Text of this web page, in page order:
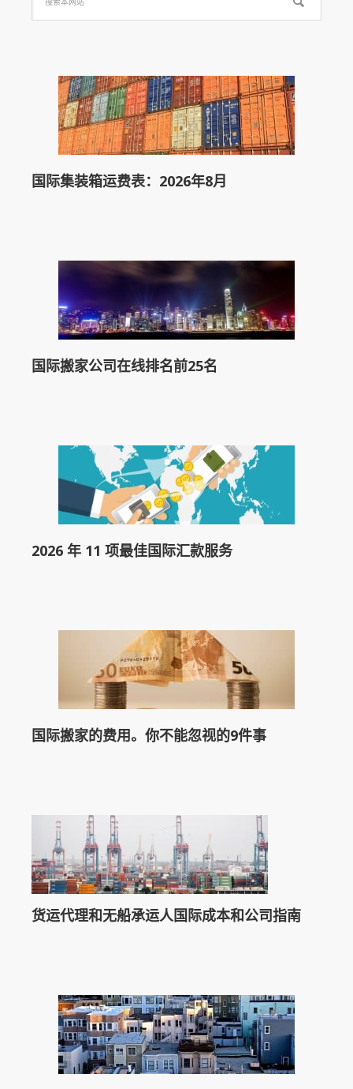
国际集装箱运费表：2026年8月
国际搬家公司在线排名前25名
2026 年 11 项最佳国际汇款服务
国际搬家的费用。你不能忽视的9件事
货运代理和无船承运人国际成本和公司指南